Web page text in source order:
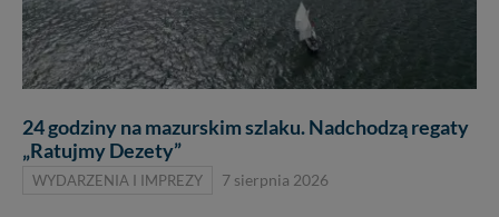
24 godziny na mazurskim szlaku. Nadchodzą regaty
„Ratujmy Dezety”
WYDARZENIA I IMPREZY 7 sierpnia 2026